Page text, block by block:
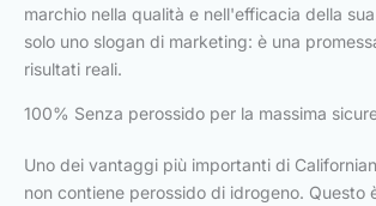
marchio nella qualità e nell'efficacia della
solo uno slogan di marketing: è una
risultati reali.
100% Senza perossido per la massima
Uno dei vantaggi più importanti di
non contiene perossido di idrogeno. Questo